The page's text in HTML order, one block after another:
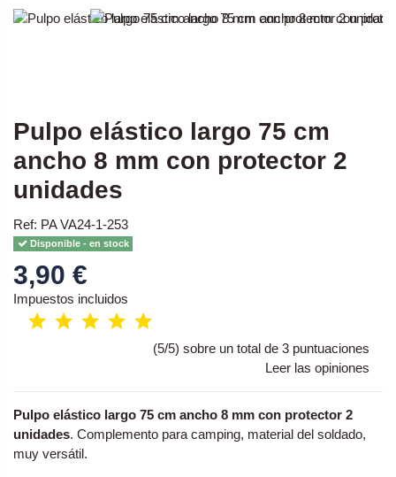
Pulpo elástico largo 75 cm
ancho 8 mm con protector 2
unidades
Ref: PA VA24-1-253
Disponible - en stock
3,90 €
Impuestos incluidos
(5/5) sobre un total de 3 puntuaciones
Leer las opiniones
Pulpo elástico largo 75 cm ancho 8 mm con protector 2
unidades. Complemento para camping, material del soldado,
muy versátil.